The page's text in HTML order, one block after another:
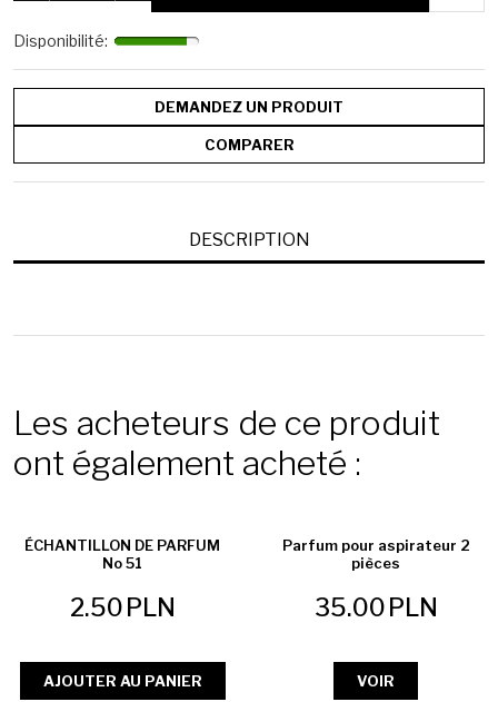
Disponibilité:
DEMANDEZ UN PRODUIT
COMPARER
DESCRIPTION
Les acheteurs de ce produit
ont également acheté :
ÉCHANTILLON DE PARFUM
No 51
2.50PLN
AJOUTER AU PANIER
Parfum pour aspirateur 2
pièces
35.00PLN
VOIR